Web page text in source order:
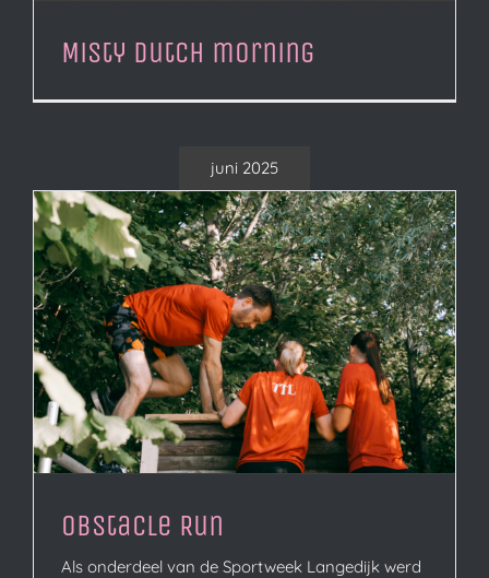
Misty Dutch morning
juni 2025
Obstacle Run
Als onderdeel van de Sportweek Langedijk werd